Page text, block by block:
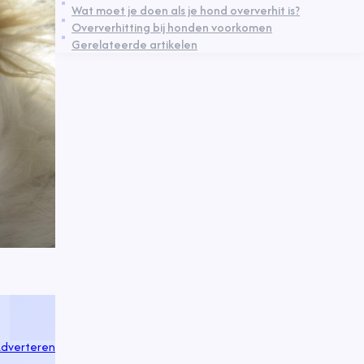
Wat moet je doen als je hond oververhit is?
Oververhitting bij honden voorkomen
Gerelateerde artikelen